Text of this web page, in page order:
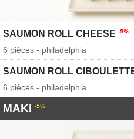
SAUMON ROLL CHEESE -5%
6 pièces - philadelphia
SAUMON ROLL
6 pièces - philadelphia
MAKI -5%